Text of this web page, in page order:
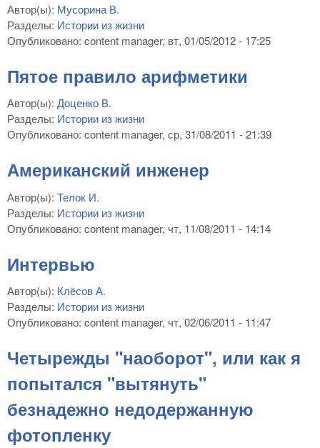
Автор(ы): Мусорина В.
Разделы: Истории из жизни
Опубликовано: content manager, вт, 01/05/2012 - 17:25
Пятое правило арифметики
Автор(ы): Доценко В.
Разделы: Истории из жизни
Опубликовано: content manager, ср, 31/08/2011 - 21:39
Американский инженер
Автор(ы): Телок И.
Разделы: Истории из жизни
Опубликовано: content manager, чт, 11/08/2011 - 14:14
Интервью
Автор(ы): Клёсов А.
Разделы: Истории из жизни
Опубликовано: content manager, чт, 02/06/2011 - 11:47
Четырежды "наоборот", или как я
попытался "вытянуть"
безнадежно недодержанную
фотопленку